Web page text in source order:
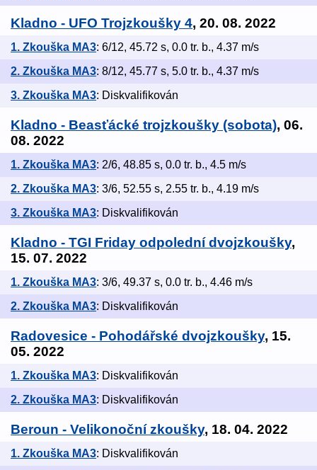
Kladno - UFO Trojzkoušky 4, 20. 08. 2022
1. Zkouška MA3: 6/12, 45.72 s, 0.0 tr. b., 4.37 m/s
2. Zkouška MA3: 8/12, 45.77 s, 5.0 tr. b., 4.37 m/s
3. Zkouška MA3: Diskvalifikován
Kladno - Beasťácké trojzkoušky (sobota), 06.
08. 2022
1. Zkouška MA3: 2/6, 48.85 s, 0.0 tr. b., 4.5 m/s
2. Zkouška MA3: 3/6, 52.55 s, 2.55 tr. b., 4.19 m/s
3. Zkouška MA3: Diskvalifikován
Kladno - TGI Friday odpolední dvojzkoušky,
15. 07. 2022
1. Zkouška MA3: 3/6, 49.37 s, 0.0 tr. b., 4.46 m/s
2. Zkouška MA3: Diskvalifikován
Radovesice - Pohodářské dvojzkoušky, 15.
05. 2022
1. Zkouška MA3: Diskvalifikován
2. Zkouška MA3: Diskvalifikován
Beroun - Velikonoční zkoušky, 18. 04. 2022
1. Zkouška MA3: Diskvalifikován